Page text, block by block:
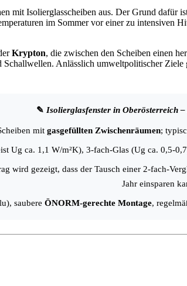
mit Isolierglasscheiben aus. Der Grund dafür
im Sommer vor einer zu intensiven
Krypton, die zwischen den Scheiben einen
Anlässlich umweltpolitischer
✎ Isolierglasfenster in Oberösterreich –
mit gasgefüllten Zwischenräumen;
Ug ca. 1,1 W/m²K), 3-fach-Glas (Ug ca. 0,5-
wird gezeigt, dass der Tausch einer 2-fach-
Jahr einsparen
saubere ÖNORM-gerechte Montage,